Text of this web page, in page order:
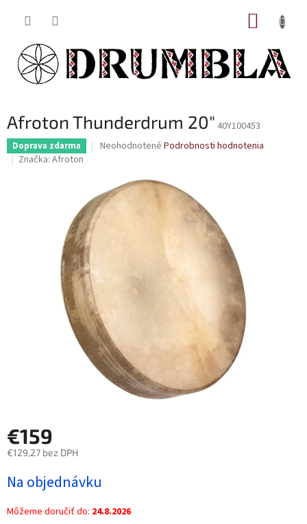
Afroton Thunderdrum 20" 40Y100453
Doprava zdarma
Priemerné
0,0
z
Neohodnotené Podrobnosti hodnotenia
Značka: Afroton
€159
€129,27 bez DPH
cena:
Na objednávku
Môžeme doručiť do: 24.8.2026